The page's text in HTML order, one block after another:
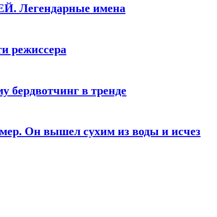
Легендарные имена
режиссера
бердвотчинг в тренде
Он вышел сухим из воды и исчез